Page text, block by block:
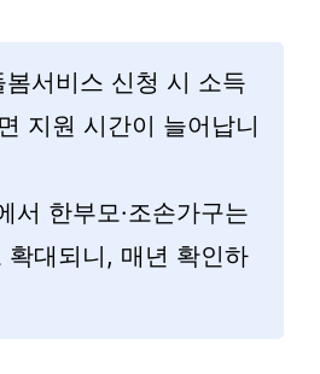
서비스 신청 시 소득
지원 시간이 늘어납니
서 한부모·조손가구는
확대되니, 매년 확인하